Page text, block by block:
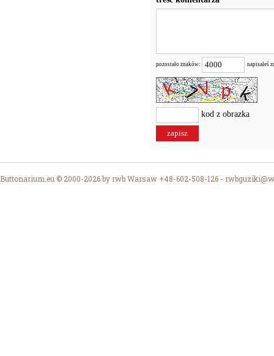
pozostało znaków: napisałeś
kod z obrazka
Buttonarium.eu © 2000-2026 by rwb Warsaw +48-602-508-126 -